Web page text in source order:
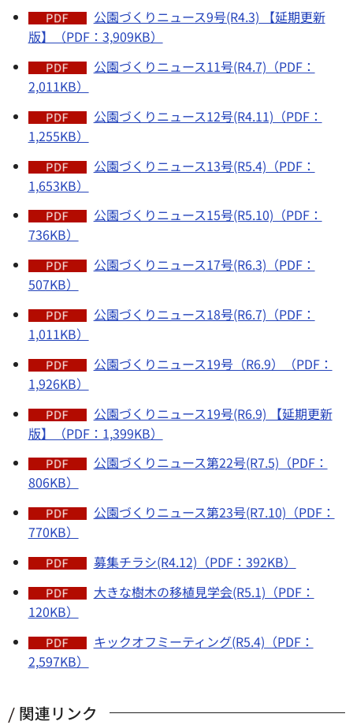
公園づくりニュース9号(R4.3) 【延期更新
版】（PDF：3,909KB）
公園づくりニュース11号(R4.7)（PDF：
2,011KB）
公園づくりニュース12号(R4.11)（PDF：
1,255KB）
公園づくりニュース13号(R5.4)（PDF：
1,653KB）
公園づくりニュース15号(R5.10)（PDF：
736KB）
公園づくりニュース17号(R6.3)（PDF：
507KB）
公園づくりニュース18号(R6.7)（PDF：
1,011KB）
公園づくりニュース19号（R6.9）（PDF：
1,926KB）
公園づくりニュース19号(R6.9) 【延期更新
版】（PDF：1,399KB）
公園づくりニュース第22号(R7.5)（PDF：
806KB）
公園づくりニュース第23号(R7.10)（PDF：
770KB）
募集チラシ(R4.12)（PDF：392KB）
大きな樹木の移植見学会(R5.1)（PDF：
120KB）
キックオフミーティング(R5.4)（PDF：
2,597KB）
関連リンク